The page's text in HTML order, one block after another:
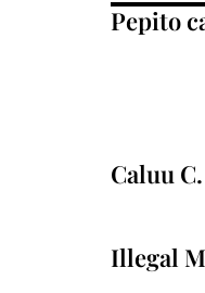
Pepito
Caluu
Illegal